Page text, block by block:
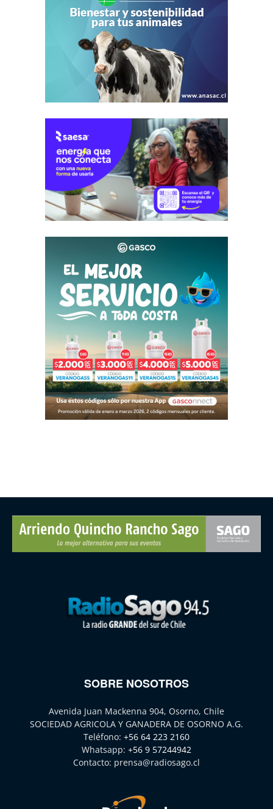
SOBRE NOSOTROS
Avenida Juan Mackenna 904, Osorno, Chile
SOCIEDAD AGRICOLA Y GANADERA DE OSORNO A.G.
Teléfono: +56 64 223 2160
Whatsapp: +56 9 57244942
Contacto: prensa@radiosago.cl